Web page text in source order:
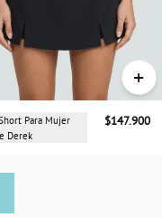
+
Para Mujer
Derek
$147.900